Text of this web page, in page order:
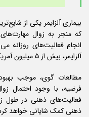
بیماری آلزایمر یکی از
که منجر به زوال
انجام فعالیت‌های روزانه
آلزایمر، بیش از ۵ میلیون آمریکایی با بیماری آلزایمر دست به گریبانند.
مطالعات گوی، موجب
فرضیه، با وجود احتمال
فعالیت‌های ذهنی در طول
ذهنی کمک شایانی خواهد